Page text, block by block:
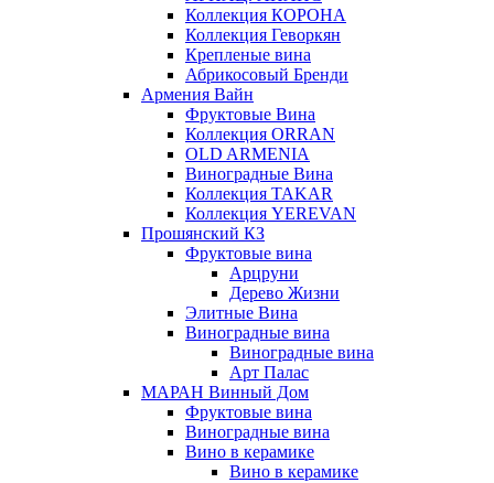
Коллекция КОРОНА
Коллекция Геворкян
Крепленые вина
Абрикосовый Бренди
Армения Вайн
Фруктовые Вина
Коллекция ORRAN
OLD ARMENIA
Виноградные Вина
Коллекция TAKAR
Коллекция YEREVAN
Прошянский КЗ
Фруктовые вина
Арцруни
Дерево Жизни
Элитные Вина
Виноградные вина
Виноградные вина
Арт Палас
МАРАН Винный Дом
Фруктовые вина
Виноградные вина
Вино в керамике
Вино в керамике